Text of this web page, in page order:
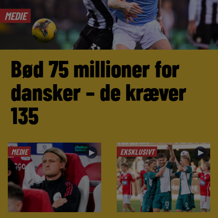
MEDIE
Bød 75 millioner for
dansker – de kræver
135
MEDIE ► EKSKLUSIVT ►